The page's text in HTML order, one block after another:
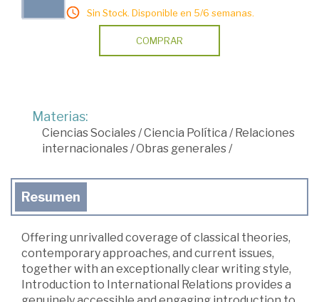
Sin Stock. Disponible en 5/6 semanas.
COMPRAR
Materias:
Ciencias Sociales /Ciencia Política /Relaciones
internacionales /Obras generales /
Resumen
Offering unrivalled coverage of classical theories,
contemporary approaches, and current issues,
together with an exceptionally clear writing style,
Introduction to International Relations provides a